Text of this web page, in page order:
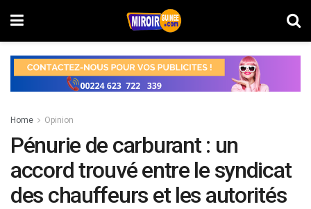
Home Opinion
Pénurie de carburant : un
accord trouvé entre le syndicat
des chauffeurs et les autorités